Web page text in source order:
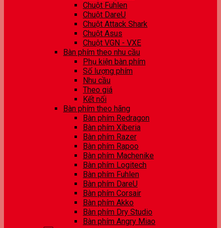
Chuột Fuhlen
Chuột DareU
Chuột Attack Shark
Chuột Asus
Chuột VGN - VXE
Bàn phím theo nhu cầu
Phụ kiện bàn phím
Số lượng phím
Nhu cầu
Theo giá
Kết nối
Bàn phím theo hãng
Bàn phím Redragon
Bàn phím Xiberia
Bàn phím Razer
Bàn phím Rapoo
Bàn phím Machenike
Bàn phím Logitech
Bàn phím Fuhlen
Bàn phím DareU
Bàn phím Corsair
Bàn phím Akko
Bàn phím Dry Studio
Bàn phím Angry Miao